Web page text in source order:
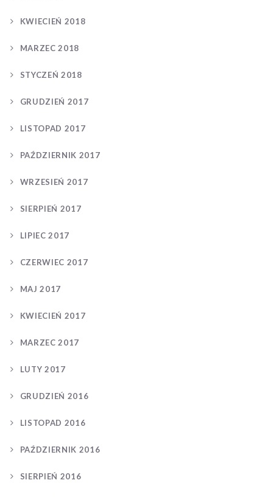
KWIECIEŃ 2018
MARZEC 2018
STYCZEŃ 2018
GRUDZIEŃ 2017
LISTOPAD 2017
PAŹDZIERNIK 2017
WRZESIEŃ 2017
SIERPIEŃ 2017
LIPIEC 2017
CZERWIEC 2017
MAJ 2017
KWIECIEŃ 2017
MARZEC 2017
LUTY 2017
GRUDZIEŃ 2016
LISTOPAD 2016
PAŹDZIERNIK 2016
SIERPIEŃ 2016